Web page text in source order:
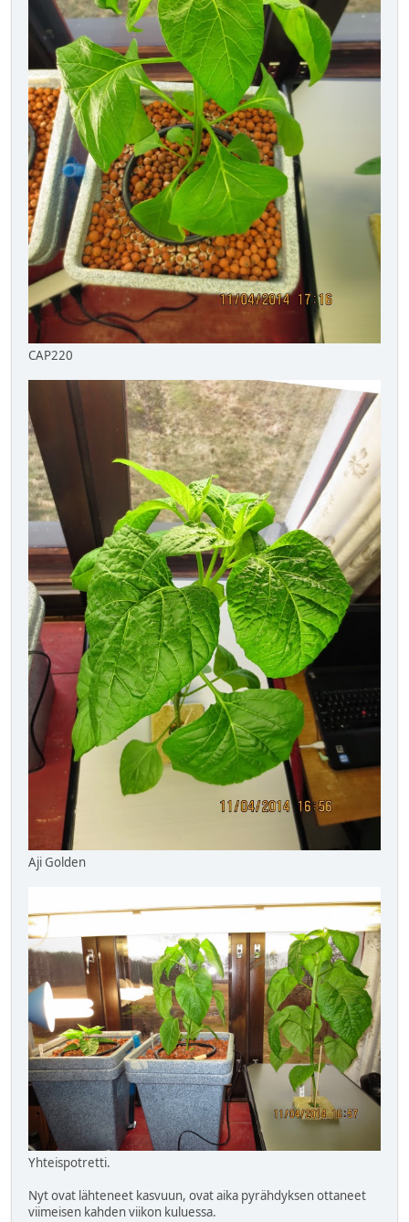
CAP220
Aji Golden
Yhteispotretti.
Nyt ovat lähteneet kasvuun, ovat aika pyrähdyksen ottaneet
viimeisen kahden viikon kuluessa.